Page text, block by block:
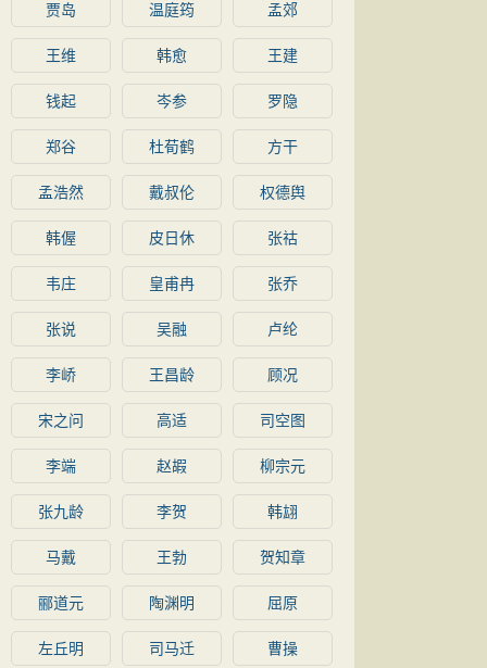
贾岛 温庭筠 孟郊
王维 韩愈 王建
钱起 岑参 罗隐
郑谷 杜荀鹤 方干
孟浩然 戴叔伦 权德舆
韩偓 皮日休 张祜
韦庄 皇甫冉 张乔
张说 吴融 卢纶
李峤 王昌龄 顾况
宋之问 高适 司空图
李端 赵嘏 柳宗元
张九龄 李贺 韩翃
马戴 王勃 贺知章
郦道元 陶渊明 屈原
左丘明 司马迁 曹操